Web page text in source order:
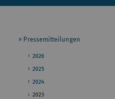
Seitennavigation
Pressemitteilungen
2026
2025
2024
2023